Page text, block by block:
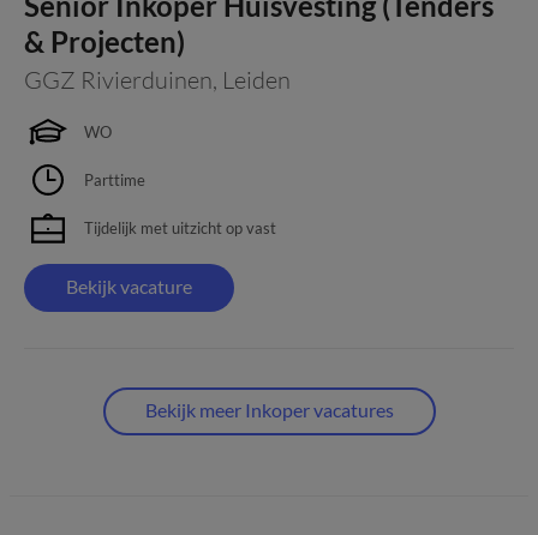
& Projecten)
GGZ Rivierduinen, Leiden
WO
Parttime
Tijdelijk met uitzicht op vast
Bekijk vacature
Bekijk meer Inkoper vacatures